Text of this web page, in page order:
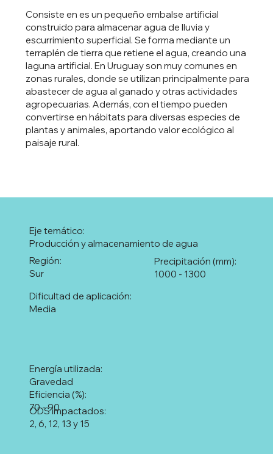
Consiste en es un pequeño embalse artificial
construido para almacenar agua de lluvia y
escurrimiento superficial. Se forma mediante un
terraplén de tierra que retiene el agua, creando una
laguna artificial. En Uruguay son muy comunes en
zonas rurales, donde se utilizan principalmente para
abastecer de agua al ganado y otras actividades
agropecuarias. Además, con el tiempo pueden
convertirse en hábitats para diversas especies de
plantas y animales, aportando valor ecológico al
paisaje rural.
Producción y almacenamiento de agua
Eje temático:
Sur
Región:
1000 - 1300
Precipitación (mm):
Media
Dificultad de aplicación:
2, 6, 12, 13 y 15
ODS impactados:
Gravedad
Energía utilizada:
70 - 90
Eficiencia (%):